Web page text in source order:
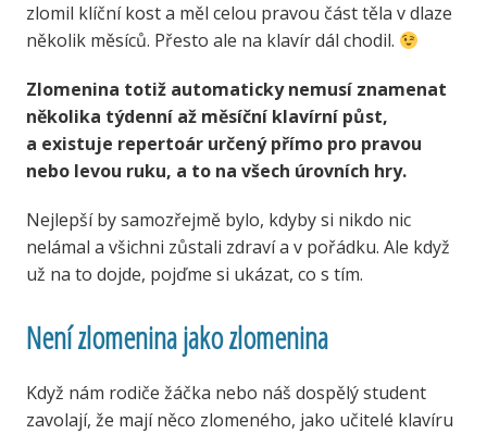
zlomil klíční kost a měl celou pravou část těla v dlaze
několik měsíců. Přesto ale na klavír dál chodil.
Zlomenina totiž automaticky nemusí znamenat
několika týdenní až měsíční klavírní půst,
a existuje repertoár určený přímo pro pravou
nebo levou ruku, a to na všech úrovních hry.
Nejlepší by samozřejmě bylo, kdyby si nikdo nic
nelámal a všichni zůstali zdraví a v pořádku. Ale když
už na to dojde, pojďme si ukázat, co s tím.
Není zlomenina jako zlomenina
Když nám rodiče žáčka nebo náš dospělý student
zavolají, že mají něco zlomeného, jako učitelé klavíru